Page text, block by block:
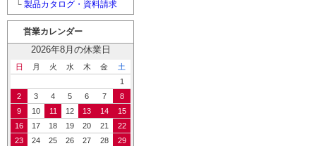
└ 製品カタログ・資料請求
営業カレンダー
2026年8月の休業日
日 月 火 水 木 金
土
1
2
3 4 5 6 7
8
9
10 11 12 13 14
15
16
17 18 19 20 21
22
23
24 25 26 27 28
29